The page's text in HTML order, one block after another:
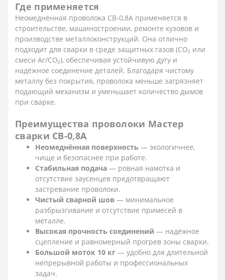
Где применяется
Неомеднённая проволока СВ-0,8А применяется в
строительстве, машиностроении, ремонте кузовов и
производстве металлоконструкций. Она отлично
подходит для сварки в среде защитных газов (CO₂ или
смеси Ar/CO₂), обеспечивая устойчивую дугу и
надёжное соединение деталей. Благодаря чистому
металлу без покрытия, проволока меньше загрязняет
подающий механизм и уменьшает количество дымов
при сварке.
Преимущества проволоки Мастер
сварки СВ-0,8А
Неомеднённая поверхность — экологичнее,
чище и безопаснее при работе.
Стабильная подача — ровная намотка и
отсутствие заусенцев предотвращают
застревание проволоки.
Чистый сварной шов — минимальное
разбрызгивание и отсутствие примесей в
металле.
Высокая прочность соединений — надёжное
сцепление и равномерный прогрев зоны сварки.
Большой моток 10 кг — удобно для длительной
непрерывной работы и профессиональных
задач.